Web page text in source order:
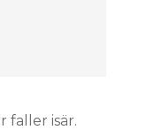
faller isär.